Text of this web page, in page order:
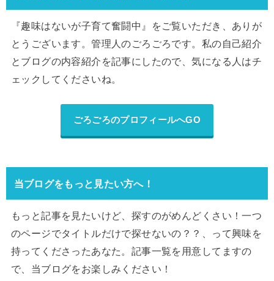
『趣味はないが子育て奮闘中』をご覧いただき、ありが
とうございます。管理人のごろごろです。私の自己紹介
とブログの内容紹介を記事にしたので、気になる人はチ
ェックしてくださいね。
ごろごろのプロフィールへGO
当ブログをもっと見たい方へ！
もっと記事を見たいけど、探すのがめんどくさい！一つ
のページでタイトルだけで探せないの？？、って興味を
持ってくださったあなた。記事一覧を用意してますの
で、当ブログをお楽しみください！